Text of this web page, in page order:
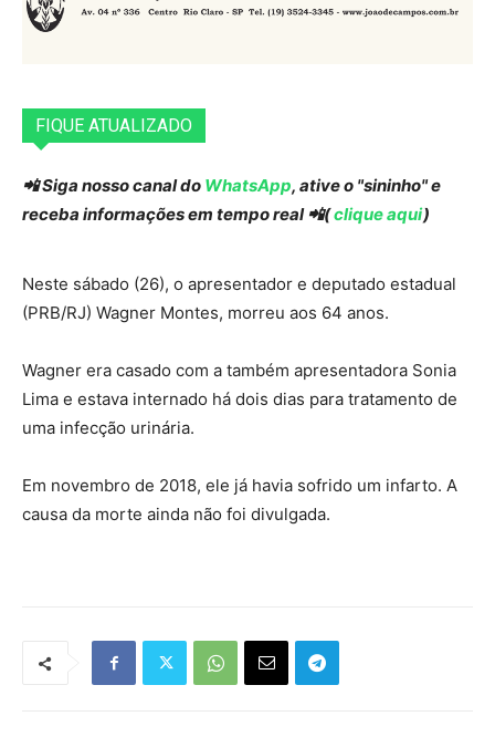
FIQUE ATUALIZADO
📲 Siga nosso canal do WhatsApp, ative o "sininho" e
receba informações em tempo real 📲(clique aqui)
Neste sábado (26), o apresentador e deputado estadual
(PRB/RJ) Wagner Montes, morreu aos 64 anos.
Wagner era casado com a também apresentadora Sonia
Lima e estava internado há dois dias para tratamento de
uma infecção urinária.
Em novembro de 2018, ele já havia sofrido um infarto. A
causa da morte ainda não foi divulgada.